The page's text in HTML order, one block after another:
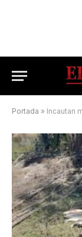
Portada » Incautan